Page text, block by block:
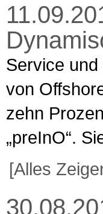
Service
von
zehn
„preInO“.
[Alles